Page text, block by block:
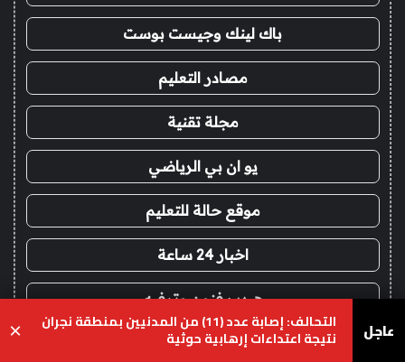
باك لينك وجيست بوست
مصادر التعليم
مجلة تقنية
يو ان بي الرياضي
موقع حالة للتعليم
اخبار 24 ساعة
هيدب فنون وترفيه
صحيفة العالم
عاجل التحالف: إصابة عدد (11) من المدنيين بمنطقة نجران
نتيجة اعتداءات إرهابية حوثية ×